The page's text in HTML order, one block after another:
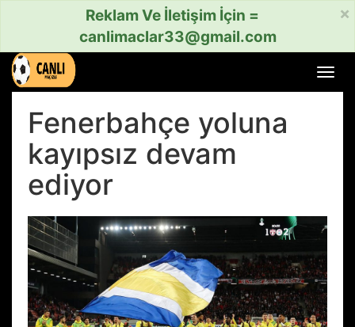
×
Reklam Ve İletişim İçin =
canlimaclar33@gmail.com
aç
Fenerbahçe yoluna
kayıpsız devam
ediyor